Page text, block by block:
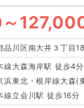
～
品川区南大井３丁目
線大森海岸駅 徒歩4分
浜東北・根岸線大森
線立会川駅 徒歩16分